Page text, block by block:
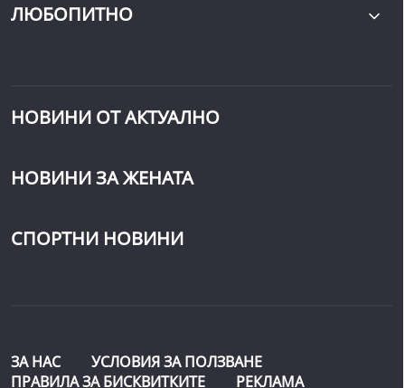
ЛЮБОПИТНО
НОВИНИ ОТ АКТУАЛНО
НОВИНИ ЗА ЖЕНАТА
СПОРТНИ НОВИНИ
ЗА НАС
УСЛОВИЯ ЗА ПОЛЗВАНЕ
ПРАВИЛА ЗА БИСКВИТКИТЕ
РЕКЛАМА